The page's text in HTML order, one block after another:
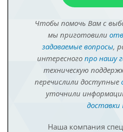
Чтобы помочь Вам с
мы приготовили
задаваемые вопросы,
интересного про нашу
техническую
перечислили доступные
уточнили
доставки
Наша компания